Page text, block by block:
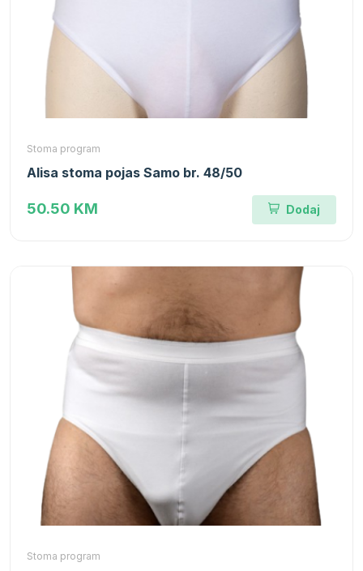
Stoma program
Alisa stoma pojas Samo br. 48/50
50.50 KM Dodaj
Stoma program